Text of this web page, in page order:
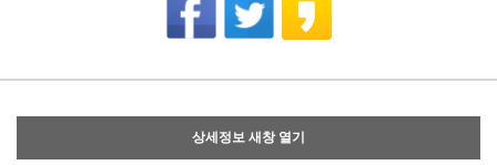
상세정보 새창 열기